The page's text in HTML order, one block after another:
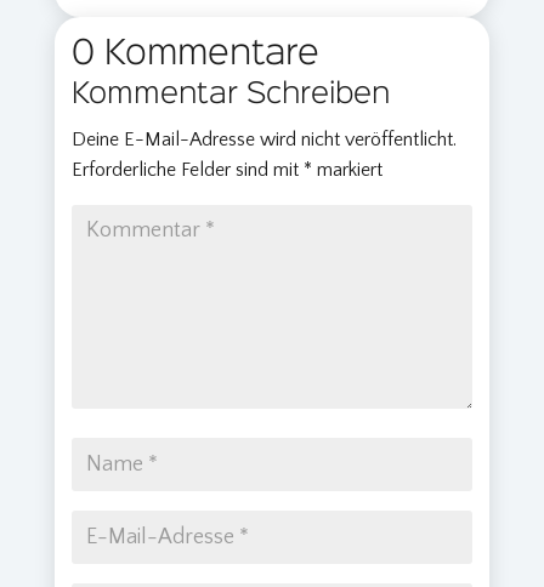
0 Kommentare
Kommentar Schreiben
Deine E-Mail-Adresse wird nicht veröffentlicht.
Erforderliche Felder sind mit * markiert